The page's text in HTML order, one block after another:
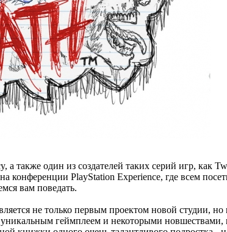
также один из создателей таких серий игр, как
PlayStation Experience, где всем
вам поведать.
не только первым проектом новой студии,
геймплеем и некоторыми